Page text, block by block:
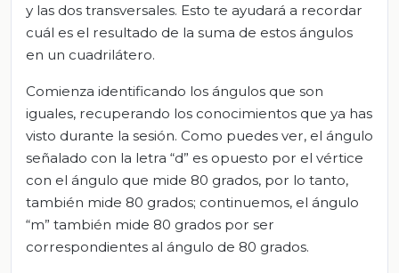
y las dos transversales. Esto te ayudará a recordar
cuál es el resultado de la suma de estos ángulos
en un cuadrilátero.
Comienza identificando los ángulos que son
iguales, recuperando los conocimientos que ya has
visto durante la sesión. Como puedes ver, el ángulo
señalado con la letra “d” es opuesto por el vértice
con el ángulo que mide 80 grados, por lo tanto,
también mide 80 grados; continuemos, el ángulo
“m” también mide 80 grados por ser
correspondientes al ángulo de 80 grados.